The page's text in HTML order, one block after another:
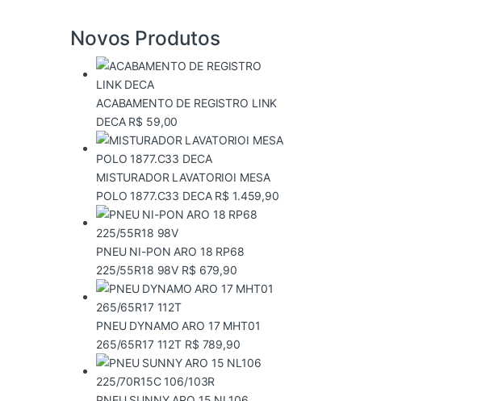
Novos Produtos
ACABAMENTO DE REGISTRO LINK
DECA R$ 59,00
MISTURADOR LAVATORIOI MESA
POLO 1877.C33 DECA R$ 1.459,90
PNEU NI-PON ARO 18 RP68
225/55R18 98V R$ 679,90
PNEU DYNAMO ARO 17 MHT01
265/65R17 112T R$ 789,90